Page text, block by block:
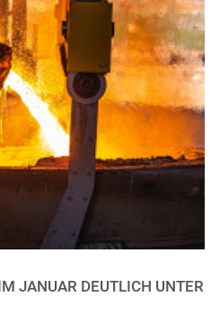
JANUAR DEUTLICH UNTER